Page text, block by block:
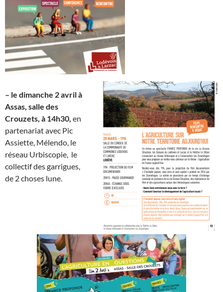
– le dimanche 2 avril à
Assas, salle des
Crouzets, à 14h30, en
partenariat avec Pic
Assiette, Mélendo, le
réseau Urbiscopie, le
collectif des garrigues,
de 2 choses lune.